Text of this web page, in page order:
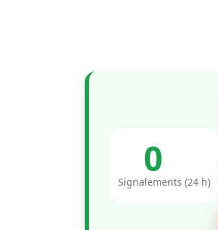
0
Signalements (24 h)